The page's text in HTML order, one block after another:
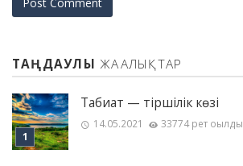
ТАҢДАУЛЫ ЖАҢАЛЫҚТАР
Табиғат — тіршілік көзі
14.05.2021 33774 рет оқылды